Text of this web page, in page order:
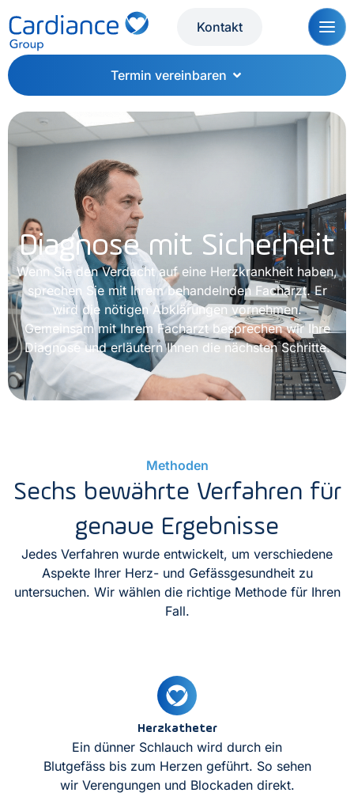
Kontakt
Termin vereinbaren
Diagnose mit Sicherheit
Wenn Sie den Verdacht auf eine Herzkrankheit haben,
sprechen Sie mit Ihrem behandelnden Facharzt. Er
wird die nötigen Abklärungen vornehmen.
Gemeinsam mit Ihrem Facharzt besprechen wir Ihre
Diagnose und erläutern Ihnen die nächsten Schritte.
Methoden
Sechs bewährte Verfahren für
genaue Ergebnisse
Jedes Verfahren wurde entwickelt, um verschiedene
Aspekte Ihrer Herz- und Gefässgesundheit zu
untersuchen. Wir wählen die richtige Methode für Ihren
Fall.
Herzkatheter
Ein dünner Schlauch wird durch ein
Blutgefäss bis zum Herzen geführt. So sehen
wir Verengungen und Blockaden direkt.